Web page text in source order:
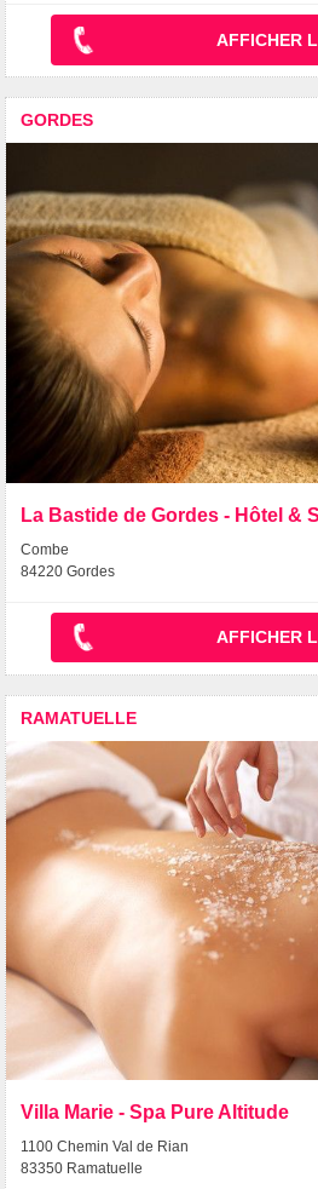
AFFICHER
GORDES
La Bastide de Gordes - Hôtel &
Combe
84220 Gordes
AFFICHER
RAMATUELLE
Villa Marie - Spa Pure Altitude
1100 Chemin Val de Rian
83350 Ramatuelle